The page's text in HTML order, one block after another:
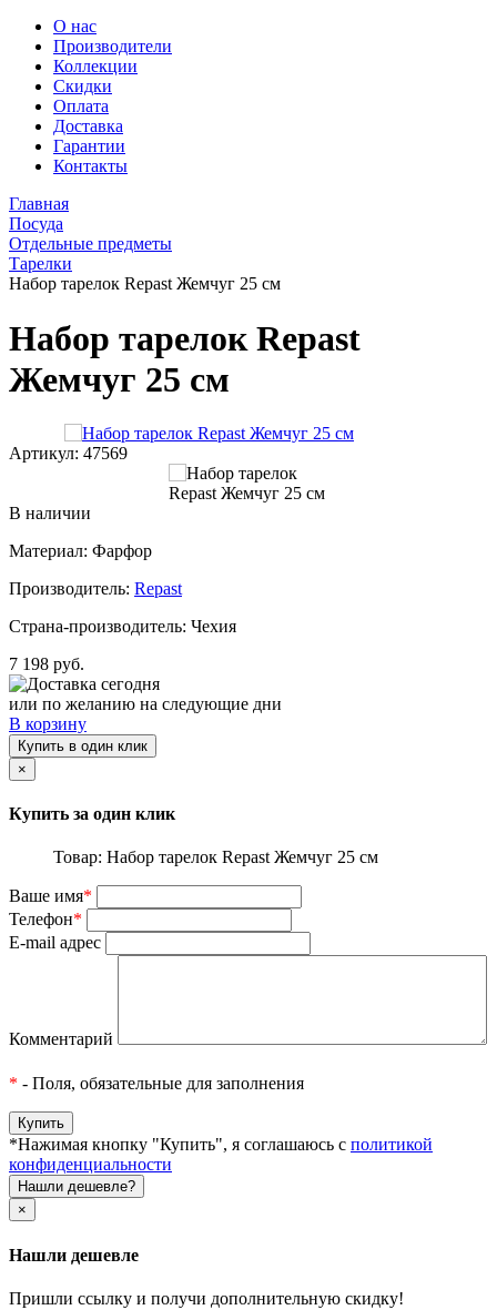
О нас
Производители
Коллекции
Скидки
Оплата
Доставка
Гарантии
Контакты
Главная
Посуда
Отдельные предметы
Тарелки
Набор тарелок Repast Жемчуг 25 см
Набор тарелок Repast
Жемчуг 25 см
Артикул: 47569
В наличии
Материал: Фарфор
Производитель: Repast
Страна-производитель: Чехия
7 198 руб.
Доставка сегодня
или по желанию на следующие дни
В корзину
Купить в один клик
×
Купить за один клик
Товар: Набор тарелок Repast Жемчуг 25 см
Ваше имя*
Телефон*
E-mail адрес
Комментарий
* - Поля, обязательные для заполнения
*Нажимая кнопку "Купить", я соглашаюсь с политикой
конфиденциальности
Нашли дешевле?
×
Нашли дешевле
Пришли ссылку и получи дополнительную скидку!